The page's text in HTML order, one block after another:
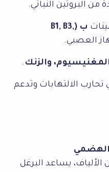
من البروتين النباتي.
ب (B1, B3,
العصبي.
المغنيسيوم، والزنك .
تحارب الالتهابات وتدعم
يساعد البرغل